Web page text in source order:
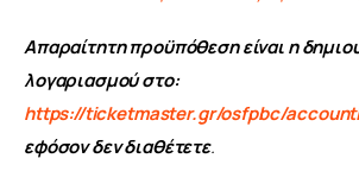
Απαραίτητη προϋπόθεση είναι η
λογαριασμού στο:
https://ticketmaster.gr/osfpbc/
εφόσον δεν διαθέτετε.